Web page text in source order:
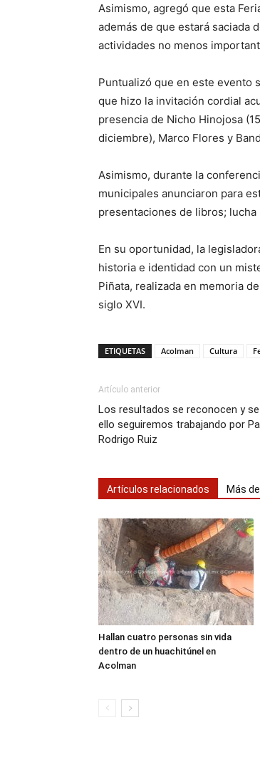
Asimismo, agregó que esta
además de que estará saciada
actividades no menos
Puntualizó que en este evento
que hizo la invitación cordial
presencia de Nicho Hinojosa
diciembre), Marco Flores y
Asimismo, durante la
municipales anunciaron para
presentaciones de libros;
En su oportunidad, la
historia e identidad con un
Piñata, realizada en memoria
siglo XVI.
ETIQUETAS Acolman Cultura
Artículo anterior
Los resultados se reconocen y
ello seguiremos trabajando por
Rodrigo Ruiz
Artículos relacionados Más
Hallan cuatro personas sin vida
dentro de un huachitúnel en
Acolman